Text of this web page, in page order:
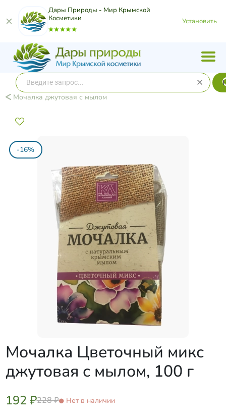
Дары Природы - Мир Крымской
Косметики
Установить
Мочалка джутовая с мылом
-16%
Мочалка Цветочный микс
джутовая с мылом, 100 г
192 ₽228 ₽ Нет в наличии